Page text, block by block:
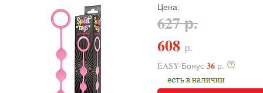
Цена:
627 р.
608 р.
EASY-Бонус 36 р.